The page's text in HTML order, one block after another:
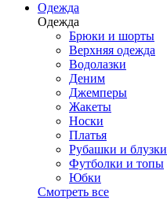
Одежда
Одежда
Брюки и шорты
Верхняя одежда
Водолазки
Деним
Джемперы
Жакеты
Носки
Платья
Рубашки и блузки
Футболки и топы
Юбки
Смотреть все